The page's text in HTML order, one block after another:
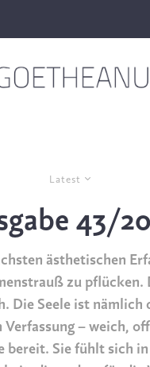
Latest
43/
ästhetischen
zu pflücken.
Die Seele ist nämlich
– weich,
bereit. Sie fühlt sich